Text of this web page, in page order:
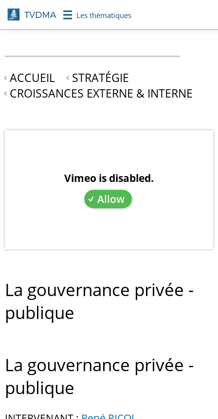
Aller
au
contenu
Les thématiques
ACCUEIL
STRATÉGIE
CROISSANCES EXTERNE & INTERNE
Vimeo is disabled.
Allow
La gouvernance privée -
publique
La gouvernance privée -
publique